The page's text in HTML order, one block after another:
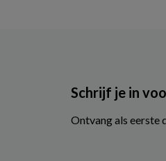
Schrijf je in
Ontvang als eerste